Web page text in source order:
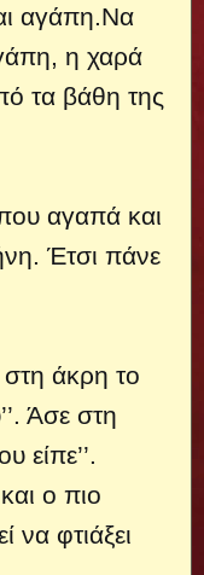
αγάπη.Να
η χαρά
τα βάθη της
αγαπά και
Έτσι πάνε
άκρη το
Άσε στη
είπε’’.
ο πιο
φτιάξει